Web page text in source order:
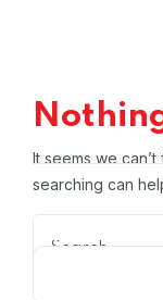
It seems we
searching can